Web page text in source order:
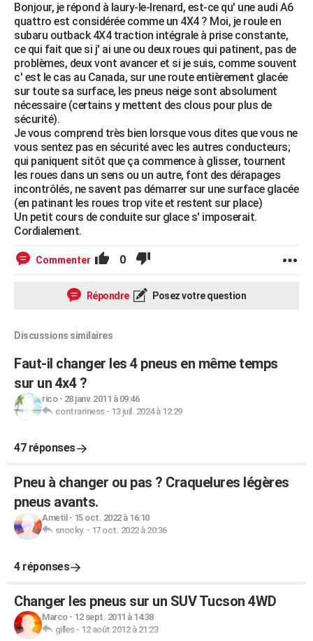
Bonjour, je répond à laury-le-lrenard, est-ce qu' une audi A6
quattro est considérée comme un 4X4 ? Moi, je roule en
subaru outback 4X4 traction intégrale à prise constante,
ce qui fait que si j' ai une ou deux roues qui patinent, pas de
problèmes, deux vont avancer et si je suis, comme souvent
c' est le cas au Canada, sur une route entièrement glacée
sur toute sa surface, les pneus neige sont absolument
nécessaire (certains y mettent des clous pour plus de
sécurité).
Je vous comprend très bien lorsque vous dites que vous ne
vous sentez pas en sécurité avec les autres conducteurs;
qui paniquent sitôt que ça commence à glisser, tournent
les roues dans un sens ou un autre, font des dérapages
incontrôlés, ne savent pas démarrer sur une surface glacée
(en patinant les roues trop vite et restent sur place)
Un petit cours de conduite sur glace s' imposerait.
Cordialement.
Commenter 0
Répondre Posez votre question
Discussions similaires
Faut-il changer les 4 pneus en même temps
sur un 4x4 ?
rico- 28 janv. 2011 à 09:46
contrariness- 13 juil. 2024 à 12:29
47 réponses
Pneu à changer ou pas ? Craquelures légères
pneus avants.
Ametil - 15 oct. 2022 à 16:10
snocky. - 17 oct. 2022 à 20:36
4 réponses
Changer les pneus sur un SUV Tucson 4WD
Marco- 12 sept. 2011 à 14:38
gilles- 12 août 2012 à 21:23